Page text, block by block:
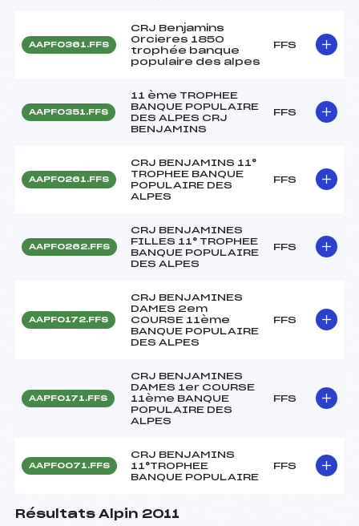
AAPF0361.FFS
CRJ Benjamins
Orcieres 1850
trophée banque
populaire des alpes
FFS
AAPF0351.FFS
11 ème TROPHEE
BANQUE POPULAIRE
DES ALPES CRJ
BENJAMINS
FFS
AAPF0261.FFS
CRJ BENJAMINS 11°
TROPHEE BANQUE
POPULAIRE DES
ALPES
FFS
AAPF0262.FFS
CRJ BENJAMINES
FILLES 11° TROPHEE
BANQUE POPULAIRE
DES ALPES
FFS
AAPF0172.FFS
CRJ BENJAMINES
DAMES 2em
COURSE 11ème
BANQUE POPULAIRE
DES ALPES
FFS
AAPF0171.FFS
CRJ BENJAMINES
DAMES 1er COURSE
11ème BANQUE
POPULAIRE DES
ALPES
FFS
AAPF0071.FFS
CRJ BENJAMINS
11°TROPHEE
BANQUE POPULAIRE
FFS
Résultats Alpin 2011